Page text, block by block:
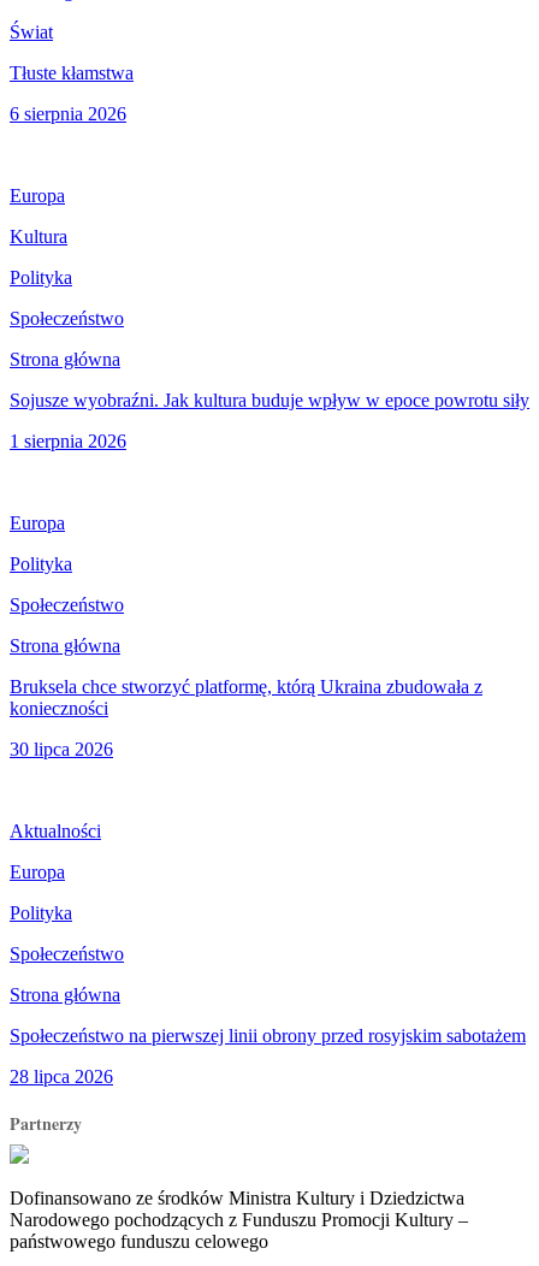
Świat
Tłuste kłamstwa
6 sierpnia 2026
Europa
Kultura
Polityka
Społeczeństwo
Strona główna
Sojusze wyobraźni. Jak kultura buduje wpływ w epoce powrotu siły
1 sierpnia 2026
Europa
Polityka
Społeczeństwo
Strona główna
Bruksela chce stworzyć platformę, którą Ukraina zbudowała z
konieczności
30 lipca 2026
Aktualności
Europa
Polityka
Społeczeństwo
Strona główna
Społeczeństwo na pierwszej linii obrony przed rosyjskim sabotażem
28 lipca 2026
Partnerzy
Dofinansowano ze środków Ministra Kultury i Dziedzictwa
Narodowego pochodzących z Funduszu Promocji Kultury –
państwowego funduszu celowego